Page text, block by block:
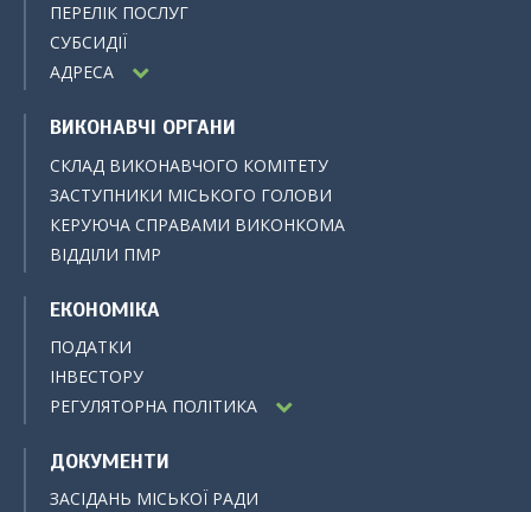
ПЕРЕЛІК ПОСЛУГ
СУБСИДІЇ
АДРЕСА
ВИКОНАВЧІ ОРГАНИ
СКЛАД ВИКОНАВЧОГО КОМІТЕТУ
ЗАСТУПНИКИ МІСЬКОГО ГОЛОВИ
КЕРУЮЧА СПРАВАМИ ВИКОНКОМА
ВІДДІЛИ ПМР
ЕКОНОМІКА
ПОДАТКИ
ІНВЕСТОРУ
РЕГУЛЯТОРНА ПОЛІТИКА
ДОКУМЕНТИ
ЗАСІДАНЬ МІСЬКОЇ РАДИ